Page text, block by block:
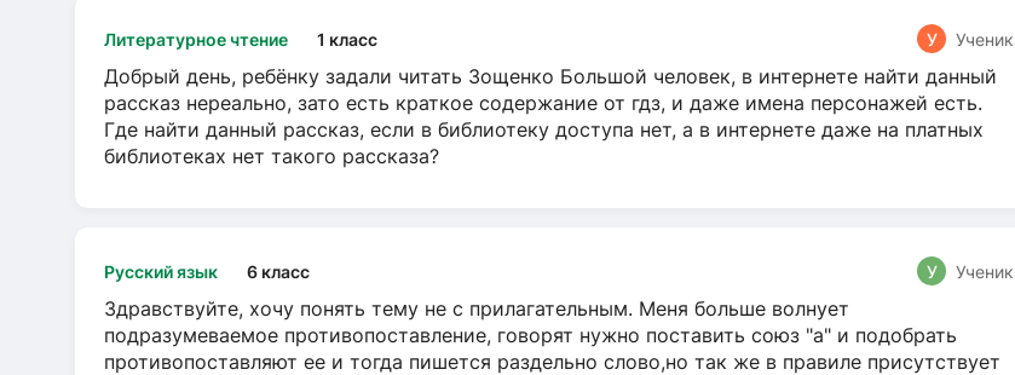
Литературное чтение 1 класс У Ученик
Добрый день, ребёнку задали читать Зощенко Большой человек, в интернете найти данный
рассказ нереально, зато есть краткое содержание от гдз, и даже имена персонажей есть.
Где найти данный рассказ, если в библиотеку доступа нет, а в интернете даже на платных
библиотеках нет такого рассказа?
Русский язык 6 класс У Ученик
Здравствуйте, хочу понять тему не с прилагательным. Меня больше волнует
подразумеваемое противопоставление, говорят нужно поставить союз "а" и подобрать
противопоставляют ее и тогда пишется раздельно слово,но так же в правиле присутствует